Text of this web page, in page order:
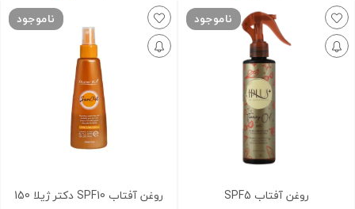
ناموجود
روغن آفتاب SPF5
ناموجود
روغن آفتاب SPF10 دکتر ژیلا 150